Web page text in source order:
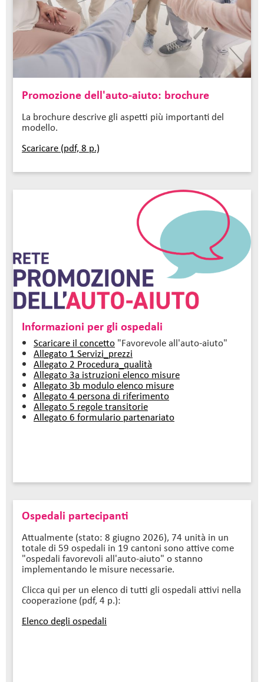
Promozione dell'auto-aiuto: brochure
La brochure descrive gli aspetti più importanti del
modello.
Scaricare (pdf, 8 p.)
Informazioni per gli ospedali
Scaricare il concetto "Favorevole all'auto-aiuto"
Allegato 1 Servizi_prezzi
Allegato 2 Procedura_qualità
Allegato 3a istruzioni elenco misure
Allegato 3b modulo elenco misure
Allegato 4 persona di riferimento
Allegato 5 regole transitorie
Allegato 6 formulario partenariato
Ospedali partecipanti
Attualmente (stato: 8 giugno 2026), 74 unità in un
totale di 59 ospedali in 19 cantoni sono attive come
"ospedali favorevoli all'auto-aiuto" o stanno
implementando le misure necessarie.
Clicca qui per un elenco di tutti gli ospedali attivi nella
cooperazione (pdf, 4 p.):
Elenco degli ospedali